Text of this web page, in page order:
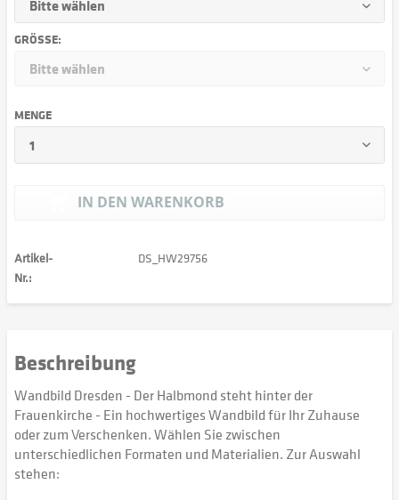
GRÖSSE:
MENGE
IN DEN WARENKORB
Artikel-
Nr.:
DS_HW29756
Beschreibung
Wandbild Dresden - Der Halbmond steht hinter der
Frauenkirche - Ein hochwertiges Wandbild für Ihr Zuhause
oder zum Verschenken. Wählen Sie zwischen
unterschiedlichen Formaten und Materialien. Zur Auswahl
stehen: